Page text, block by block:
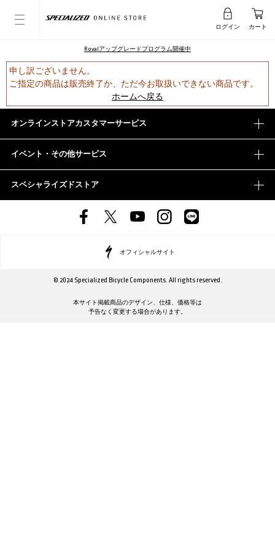
ログイン カート
Rovalアップグレードプログラム開催中
申し訳ございません。
ご指定の商品は販売終了か、ただ今お取扱いできない商品です。
ホームへ戻る
オンラインストアカスタマーサービス
イベント・その他サービス
スペシャライズドストア
オフィシャルサイト
© 2024 Specialized Bicycle Components. All rights reserved.
本サイト掲載商品のデザイン、仕様、価格等は
予告なく変更する場合があります。